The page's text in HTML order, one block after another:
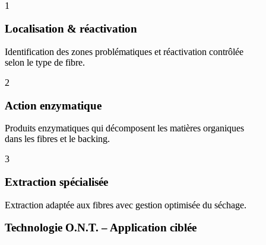
1
Localisation & réactivation
Identification des zones problématiques et réactivation contrôlée
selon le type de fibre.
2
Action enzymatique
Produits enzymatiques qui décomposent les matières organiques
dans les fibres et le backing.
3
Extraction spécialisée
Extraction adaptée aux fibres avec gestion optimisée du séchage.
Technologie O.N.T. – Application ciblée